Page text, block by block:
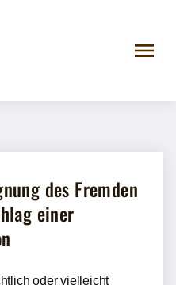
des Fremden
einer
oder vielleicht